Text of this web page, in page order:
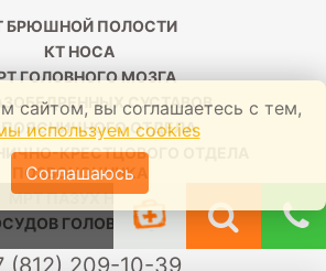
БРЮШНОЙ ПОЛОСТИ
КТ НОСА
ГОЛОВНОГО МОЗГА
СУСТАВОВ
ОТДЕЛА
КРЕСТЦОВОГО ОТДЕЛА
ПОЗВОНОЧНИКА
МРТ ПАЗУХ НОСА
ГОЛОВНОГО МОЗГА
сайтом, вы соглашаетесь с тем,
используем cookies
Соглашаюсь